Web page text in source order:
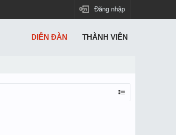
Đăng nhập
DIỄN ĐÀN THÀNH VIÊN